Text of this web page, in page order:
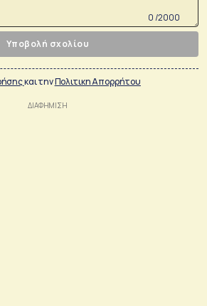
0 /2000
Υποβολή σχολίου
και τηνΠολιτικη Απορρήτου